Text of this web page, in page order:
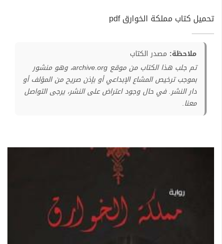
تحميل كتاب مملكة الخوارق pdf
ملاحظة: مصدر الكتاب
تم جلب هذا الكتاب من موقع archive.org، وهو منشور
بموجب ترخيص المشاع الإبداعي أو بإذن صريح من المؤلف أو
دار النشر. في حال وجود اعتراض على النشر، يرجى التواصل
معنا.